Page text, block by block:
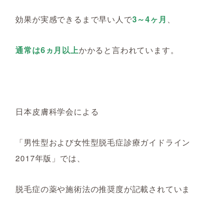
効果が実感できるまで早い人で3～4ヶ月 、
通常は6ヵ月以上かかると言われています。
日本皮膚科学会による
「男性型および女性型脱毛症診療ガイドライン
2017年版」では、
脱毛症の薬や施術法の推奨度が記載されていま